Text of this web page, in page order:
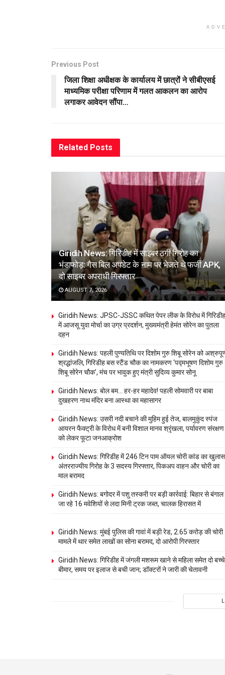
Previous Post
जिला शिक्षा अधीक्षक के कार्यालय में छात्रों ने सीबीएसई
माध्यमिक परीक्षा परिणाम में गलत आकलन का आरोप
लगाकर आवेदन सौंपा…
Related Posts
Giridih News: गिरिडीह में साइबर ठगी गिरोह का
भंडाफोड़: गैस बिल अपडेट के नाम पर भेजते थे फर्जी APK,
दो साइबर अपराधी गिरफ्तार
AUGUST 7, 2026
Giridih News: JPSC-JSSC कथित पेपर लीक के विरोध में गिरिडीह
में आजसू युवा मोर्चा का उग्र प्रदर्शन, मुख्यमंत्री हेमंत सोरेन का पुतला
दहन
Giridih News: पहली पुण्यतिथि पर दिशोम गुरु शिबू सोरेन को
श्रद्धांजलि, गिरिडीह बस स्टैंड चौक का नामकरण ‘पद्मभूषण दिशोम गुरु
शिबू सोरेन चौक’, मंच पर भावुक हुए मंत्री सुदिव्य कुमार सोनू
Giridih News: बोल बम… हर-हर महादेव! पहली सोमवारी पर बाबा
दुखहरण नाथ मंदिर बना आस्था का महासागर
Giridih News: उसरी नदी बचाने की मुहिम हुई तेज, बालमुकुंद स्पंज
आयरन फैक्ट्री के विरोध में बनी विशाल मानव श्रृंखला, पर्यावरण संरक्षण
को लेकर फूटा जनआक्रोश
Giridih News: गिरिडीह में 246 टिन पाम ऑयल चोरी कांड का
अंतरराज्यीय गिरोह के 3 सदस्य गिरफ्तार, पिकअप वाहन और चोरी का
माल बरामद
Giridih News: बगोदर में पशु तस्करी पर बड़ी कार्रवाई: बिहार से बंगाल
जा रहे 16 मवेशियों से लदा मिनी ट्रक जब्त, चालक हिरासत में
Giridih News: मुंबई पुलिस की गावां में बड़ी रेड, 2.65 करोड़ की चोरी
मामले में थार समेत लाखों का सोना बरामद, दो आरोपी गिरफ्तार
Giridih News: गिरिडीह में जंगली मशरूम खाने से महिला समेत दो बच्चे
बीमार, समय पर इलाज से बची जान; डॉक्टरों ने जारी की चेतावनी